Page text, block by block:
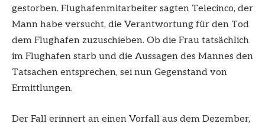
gestorben. Flughafenmitarbeiter sagten Telecinco, der
Mann habe versucht, die Verantwortung für den Tod
dem Flughafen zuzuschieben. Ob die Frau tatsächlich
im Flughafen starb und die Aussagen des Mannes den
Tatsachen entsprechen, sei nun Gegenstand von
Ermittlungen.
Der Fall erinnert an einen Vorfall aus dem Dezember,